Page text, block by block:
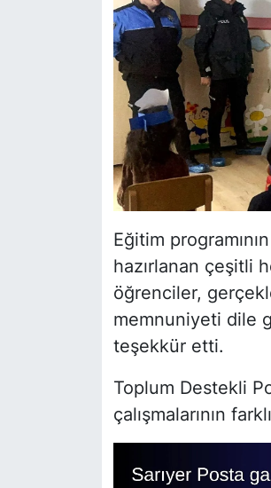
Eğitim
hazırlanan çeşitli
öğrenciler,
memnuniyeti dile
teşekkür etti.
Toplum Destekli
çalışmalarının